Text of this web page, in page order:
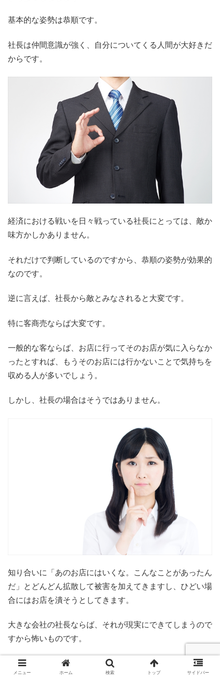
基本的な姿勢は恭順です。
社長は仲間意識が強く、自分についてくる人間が大好きだ
からです。
経済における戦いを日々戦っている社長にとっては、敵か
味方かしかありません。
それだけで判断しているのですから、恭順の姿勢が効果的
なのです。
逆に言えば、社長から敵とみなされると大変です。
特に客商売ならば大変です。
一般的な客ならば、お店に行ってそのお店が気に入らなか
ったとすれば、もうそのお店には行かないことで気持ちを
収める人が多いでしょう。
しかし、社長の場合はそうではありません。
知り合いに「あのお店にはいくな。こんなことがあったん
だ」とどんどん拡散して被害を加えてきますし、ひどい場
合にはお店を潰そうとしてきます。
大きな会社の社長ならば、それが現実にできてしまうので
すから怖いものです。
このようなこともあるのですから、敵に回してしまうと大
変です。
メニュー ホーム 検索 トップ サイドバー